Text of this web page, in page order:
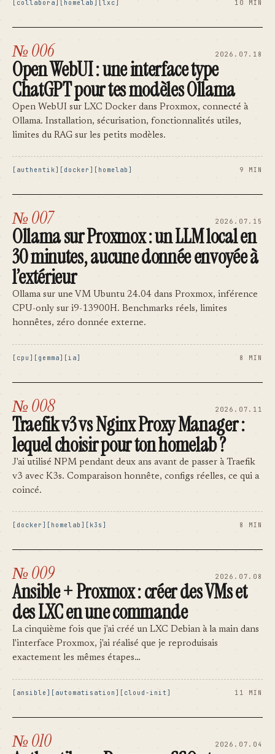
collabora homelab lxc 10 MIN
№ 006 2026.07.18
Open WebUI : une interface type
ChatGPT pour tes modèles Ollama
Open WebUI sur LXC Docker dans Proxmox, connecté à
Ollama. Installation, sécurisation, fonctionnalités utiles,
limites du RAG sur les petits modèles.
authentik docker homelab 9 MIN
№ 007 2026.07.15
Ollama sur Proxmox : un LLM local en
30 minutes, aucune donnée envoyée à
l’extérieur
Ollama sur une VM Ubuntu 24.04 dans Proxmox, inférence
CPU-only sur i9-13900H. Benchmarks réels, limites
honnêtes, zéro donnée externe.
cpu gemma ia 8 MIN
№ 008 2026.07.11
Traefik v3 vs Nginx Proxy Manager :
lequel choisir pour ton homelab ?
J'ai utilisé NPM pendant deux ans avant de passer à Traefik
v3 avec K3s. Comparaison honnête, configs réelles, ce qui a
coincé.
docker homelab k3s 8 MIN
№ 009 2026.07.08
Ansible + Proxmox : créer des VMs et
des LXC en une commande
La cinquième fois que j'ai créé un LXC Debian à la main dans
l'interface Proxmox, j'ai réalisé que je reproduisais
exactement les mêmes étapes…
ansible automatisation cloud-init 11 MIN
№ 010 2026.07.04